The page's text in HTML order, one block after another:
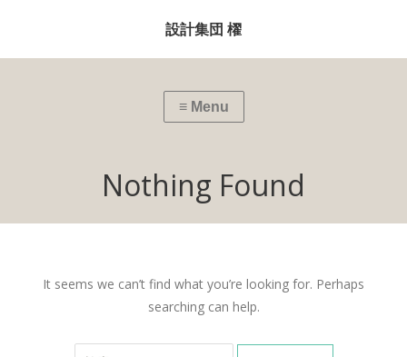
設計集団 櫂
Nothing Found
It seems we can’t find what you’re looking for. Perhaps
searching can help.